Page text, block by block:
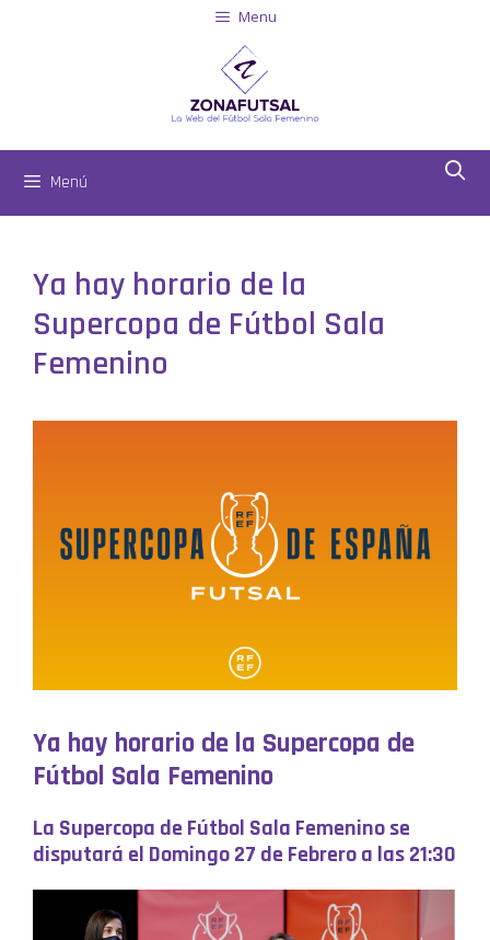
Menu
Menú
Ya hay horario de la
Supercopa de Fútbol Sala
Femenino
Ya hay horario de la Supercopa de
Fútbol Sala Femenino
La Supercopa de Fútbol Sala Femenino se
disputará el Domingo 27 de Febrero a las 21:30